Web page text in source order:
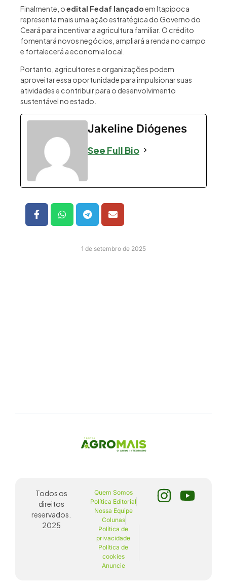
Finalmente, oedital Fedaf lançadoem Itapipoca
representa mais uma ação estratégica do Governo do
Ceará para incentivar a agricultura familiar. O crédito
fomentará novos negócios, ampliará a renda no campo
e fortalecerá a economia local.
Portanto, agricultores e organizações podem
aproveitar essa oportunidade para impulsionar suas
atividades e contribuir para o desenvolvimento
sustentável no estado.
Jakeline Diógenes
See Full Bio
1 de setembro de 2025
Todos os
direitos
reservados.
2025
Quem Somos
Política Editorial
Nossa Equipe
Colunas
Política de
privacidade
Política de
cookies
Anuncie